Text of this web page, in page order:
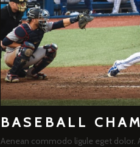
BASEBALL
Aenean commodo ligule eget dolor.